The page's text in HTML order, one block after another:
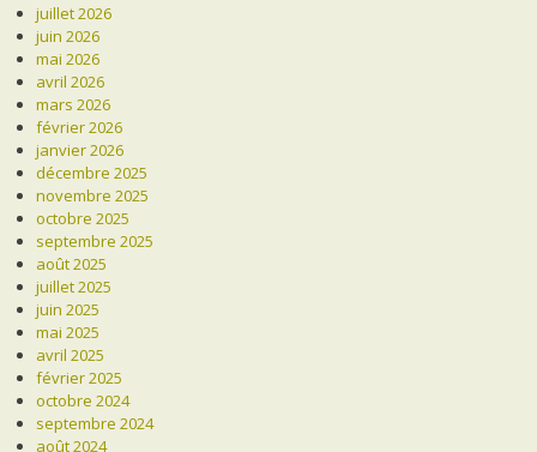
juillet 2026
juin 2026
mai 2026
avril 2026
mars 2026
février 2026
janvier 2026
décembre 2025
novembre 2025
octobre 2025
septembre 2025
août 2025
juillet 2025
juin 2025
mai 2025
avril 2025
février 2025
octobre 2024
septembre 2024
août 2024